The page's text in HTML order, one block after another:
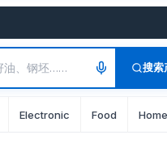
Foot Container。
搜索
Electronic Food Home